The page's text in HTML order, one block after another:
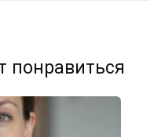
понравиться